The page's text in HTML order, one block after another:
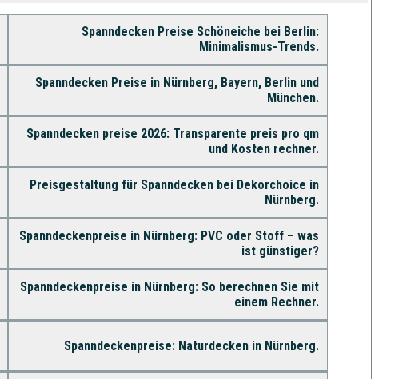
Spanndecken Preise Schöneiche bei Berlin:
Minimalismus-Trends.
Spanndecken Preise in Nürnberg, Bayern, Berlin und
München.
Spanndecken preise 2026: Transparente preis pro qm
und Kosten rechner.
Preisgestaltung für Spanndecken bei Dekorchoice in
Nürnberg.
Spanndeckenpreise in Nürnberg: PVC oder Stoff – was
ist günstiger?
Spanndeckenpreise in Nürnberg: So berechnen Sie mit
einem Rechner.
Spanndeckenpreise: Naturdecken in Nürnberg.